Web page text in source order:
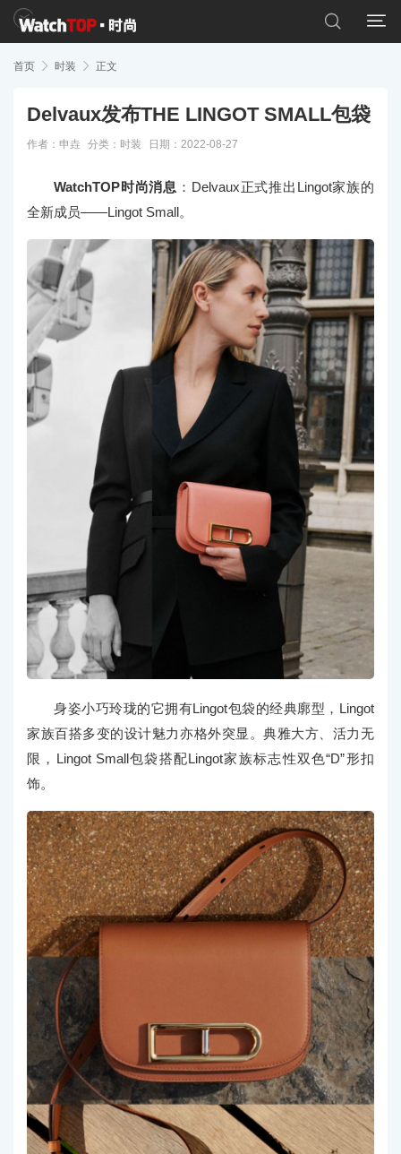


首页  时装  正文
Delvaux发布THE LINGOT SMALL包袋
作者：申垚 分类： 时装 日期：2022-08-27
WatchTOP时尚消息 ：Delvaux正式推出Lingot家族的
全新成员——Lingot Small。
身姿小巧玲珑的它拥有Lingot包袋的经典廓型，Lingot
家族百搭多变的设计魅力亦格外突显。典雅大方、活力无
限，Lingot Small包袋搭配Lingot家族标志性双色“D”形扣
饰。